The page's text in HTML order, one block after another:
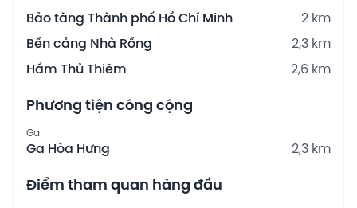
Bảo tàng Thành phố Hồ Chí Minh
2 km
Bến cảng Nhà Rồng
2,3 km
Hầm Thủ Thiêm
2,6 km
Phương tiện công cộng
Ga
Ga Hòa Hưng 2,3 km
Điểm tham quan hàng đầu